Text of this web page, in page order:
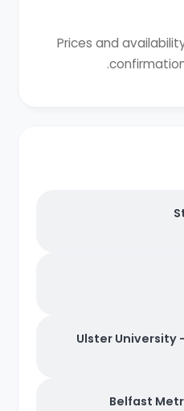
Prices and
Ulster University
Belfast